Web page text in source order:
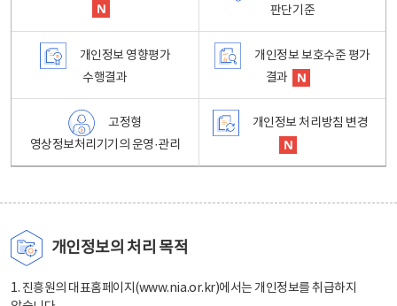
판단기준
개인정보 영향평가
수행결과
개인정보 보호수준 평가
결과
고정형
영상정보처리기기의 운영·관리
개인정보 처리방침 변경
개인정보의 처리 목적
1. 진흥원의 대표홈페이지(www.nia.or.kr)에서는 개인정보를 취급하지